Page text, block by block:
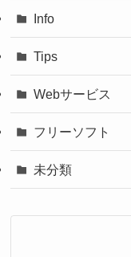
Info
Tips
Webサービス
フリーソフト
未分類